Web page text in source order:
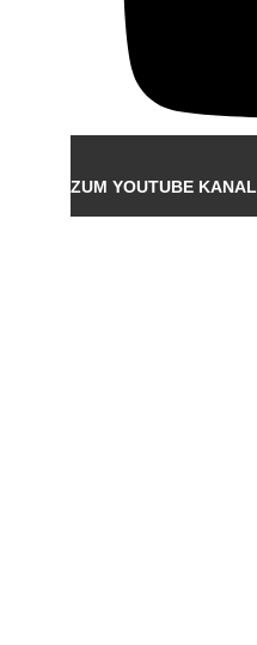
ZUM YOUTUBE KANAL